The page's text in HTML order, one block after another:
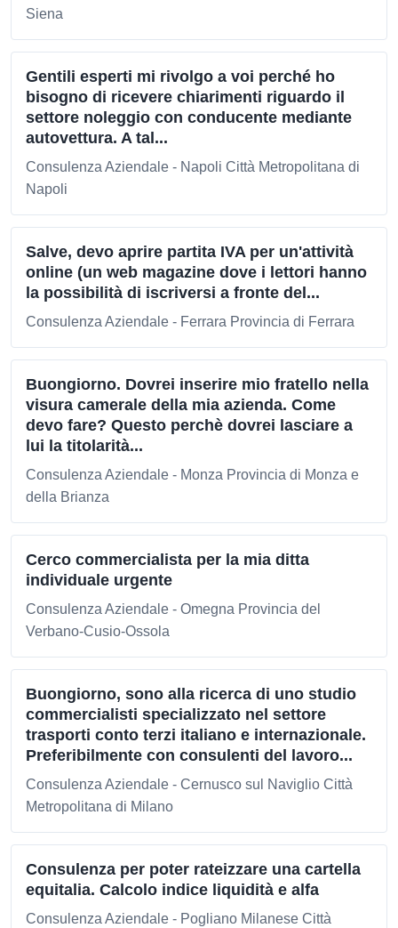
Siena
Gentili esperti mi rivolgo a voi perché ho
bisogno di ricevere chiarimenti riguardo il
settore noleggio con conducente mediante
autovettura. A tal...
Consulenza Aziendale - Napoli Città Metropolitana di
Napoli
Salve, devo aprire partita IVA per un'attività
online (un web magazine dove i lettori hanno
la possibilità di iscriversi a fronte del...
Consulenza Aziendale - Ferrara Provincia di Ferrara
Buongiorno. Dovrei inserire mio fratello nella
visura camerale della mia azienda. Come
devo fare? Questo perchè dovrei lasciare a
lui la titolarità...
Consulenza Aziendale - Monza Provincia di Monza e
della Brianza
Cerco commercialista per la mia ditta
individuale urgente
Consulenza Aziendale - Omegna Provincia del
Verbano-Cusio-Ossola
Buongiorno, sono alla ricerca di uno studio
commercialisti specializzato nel settore
trasporti conto terzi italiano e internazionale.
Preferibilmente con consulenti del lavoro...
Consulenza Aziendale - Cernusco sul Naviglio Città
Metropolitana di Milano
Consulenza per poter rateizzare una cartella
equitalia. Calcolo indice liquidità e alfa
Consulenza Aziendale - Pogliano Milanese Città